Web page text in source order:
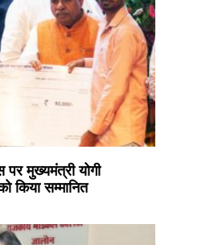
पर मुख्यमंत्री योगी
किया सम्मानित